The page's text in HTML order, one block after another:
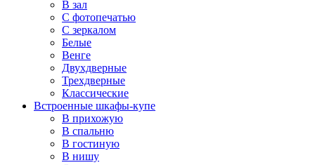
В зал
С фотопечатью
С зеркалом
Белые
Венге
Двухдверные
Трехдверные
Классические
Встроенные шкафы-купе
В прихожую
В спальню
В гостиную
В нишу